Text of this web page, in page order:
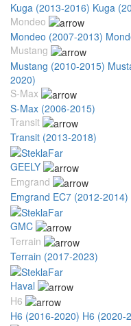
Kuga (2013-2016) Kuga
Mondeo
Mondeo (2007-2013)
Mustang
Mustang (2010-2015)
2020)
S-Max
S-Max (2006-2015)
Transit
Transit (2013-2018)
GEELY
Emgrand
Emgrand EC7 (2012-2014)
GMC
Terrain
Terrain (2017-2023)
Haval
H6
H6 (2016-2020) H6 (2020-